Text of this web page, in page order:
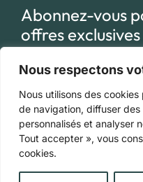
Nous respectons
Nous utilisons des
de navigation, diffuser
personnalisés et analyser
Tout accepter », vous
cookies.
Abonnez-vous
offres exclusives
En appuyant sur le bouton «
avez lu et que vous acceptez
concernant le stockage des